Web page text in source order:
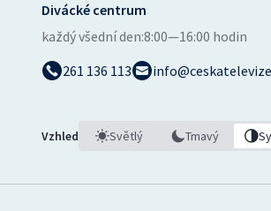
Divácké centrum
každý všední den:8:00—16:00 hodin
261 136 113
Vzhled Světlý Tmavý